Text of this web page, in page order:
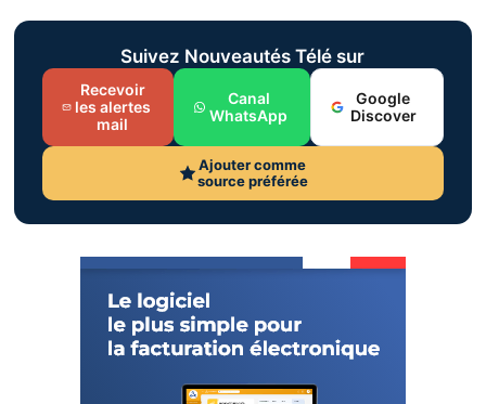
Suivez Nouveautés Télé sur
Recevoir
les alertes
mail
Canal
WhatsApp
Google
Discover
Ajouter comme
source préférée